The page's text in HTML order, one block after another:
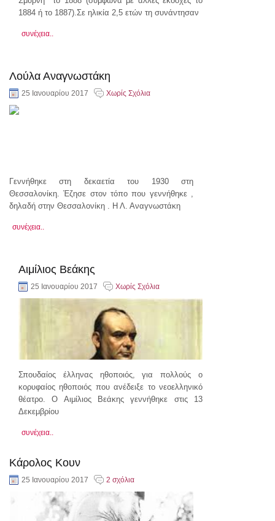
1884 ή το 1887).Σε ηλικία 2,5 ετών τη συνάντησαν
συνέχεια..
Λούλα Αναγνωστάκη
25 Ιανουαρίου 2017 Χωρίς Σχόλια
Γεννήθηκε στη δεκαετία του 1930 στη
Θεσσαλονίκη. Έζησε στον τόπο που γεννήθηκε ,
δηλαδή στην Θεσσαλονίκη . Η Λ. Αναγνωστάκη
συνέχεια..
Αιμίλιος Βεάκης
25 Ιανουαρίου 2017 Χωρίς Σχόλια
Σπουδαίος έλληνας ηθοποιός, για πολλούς ο
κορυφαίος ηθοποιός που ανέδειξε το νεοελληνικό
θέατρο. Ο Αιμίλιος Βεάκης γεννήθηκε στις 13
Δεκεμβρίου
συνέχεια..
Κάρολος Κουν
25 Ιανουαρίου 2017 2 σχόλια